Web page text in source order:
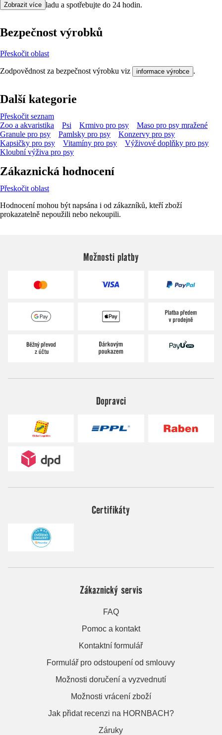
uchovejte v chladu a spotřebujte do 24 hodin.
Zobrazit více
Bezpečnost výrobků
Přeskočit oblast
Zodpovědnost za bezpečnost výrobku viz informace výrobce .
Další kategorie
Přeskočit seznam
Zoo a akvaristika
Psi Krmivo pro psy
Maso pro psy mražené
Granule pro psy
Pamlsky pro psy
Konzervy pro psy
Kapsičky pro psy
Vitamíny pro psy
Výživové doplňky pro psy
Kloubní výživa pro psy
Zákaznická hodnocení
Přeskočit oblast
Hodnocení mohou být napsána i od zákazníků, kteří zboží
prokazatelně nepoužili nebo nekoupili.
Možnosti platby
Dopravci
Certifikáty
Zákaznický servis
FAQ
Pomoc a kontakt
Kontaktní formulář
Formulář pro odstoupení od smlouvy
Možnosti doručení a vyzvednutí
Možnosti vrácení zboží
Jak přidat recenzi na HORNBACH?
Záruky